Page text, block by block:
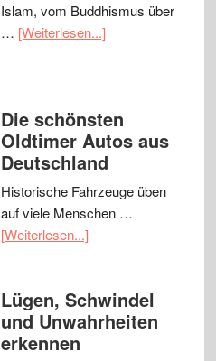
Islam, vom Buddhismus über
… [Weiterlesen...]
Die schönsten
Oldtimer Autos aus
Deutschland
Historische Fahrzeuge üben
auf viele Menschen …
[Weiterlesen...]
Lügen, Schwindel
und Unwahrheiten
erkennen